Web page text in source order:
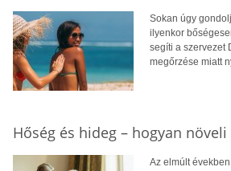
Sokan úgy
ilyenkor
segíti a szervezet
megőrzése miatt
Hőség és hideg – hogyan
Az elmúlt